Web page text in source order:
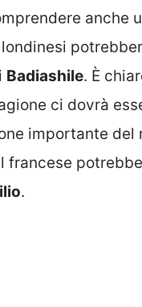
anche
Badiashile. È
ci dovrà
importante del
francese
.